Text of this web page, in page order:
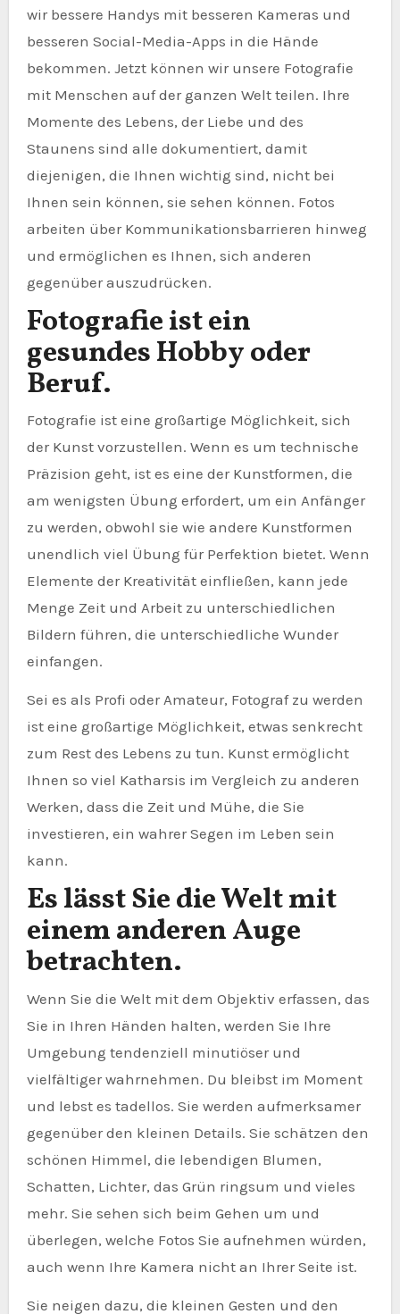
wir bessere Handys mit besseren Kameras und
besseren Social-Media-Apps in die Hände
bekommen. Jetzt können wir unsere Fotografie
mit Menschen auf der ganzen Welt teilen. Ihre
Momente des Lebens, der Liebe und des
Staunens sind alle dokumentiert, damit
diejenigen, die Ihnen wichtig sind, nicht bei
Ihnen sein können, sie sehen können. Fotos
arbeiten über Kommunikationsbarrieren hinweg
und ermöglichen es Ihnen, sich anderen
gegenüber auszudrücken.
Fotografie ist ein
gesundes Hobby oder
Beruf.
Fotografie ist eine großartige Möglichkeit, sich
der Kunst vorzustellen. Wenn es um technische
Präzision geht, ist es eine der Kunstformen, die
am wenigsten Übung erfordert, um ein Anfänger
zu werden, obwohl sie wie andere Kunstformen
unendlich viel Übung für Perfektion bietet. Wenn
Elemente der Kreativität einfließen, kann jede
Menge Zeit und Arbeit zu unterschiedlichen
Bildern führen, die unterschiedliche Wunder
einfangen.
Sei es als Profi oder Amateur, Fotograf zu werden
ist eine großartige Möglichkeit, etwas senkrecht
zum Rest des Lebens zu tun. Kunst ermöglicht
Ihnen so viel Katharsis im Vergleich zu anderen
Werken, dass die Zeit und Mühe, die Sie
investieren, ein wahrer Segen im Leben sein
kann.
Es lässt Sie die Welt mit
einem anderen Auge
betrachten.
Wenn Sie die Welt mit dem Objektiv erfassen, das
Sie in Ihren Händen halten, werden Sie Ihre
Umgebung tendenziell minutiöser und
vielfältiger wahrnehmen. Du bleibst im Moment
und lebst es tadellos. Sie werden aufmerksamer
gegenüber den kleinen Details. Sie schätzen den
schönen Himmel, die lebendigen Blumen,
Schatten, Lichter, das Grün ringsum und vieles
mehr. Sie sehen sich beim Gehen um und
überlegen, welche Fotos Sie aufnehmen würden,
auch wenn Ihre Kamera nicht an Ihrer Seite ist.
Sie neigen dazu, die kleinen Gesten und den